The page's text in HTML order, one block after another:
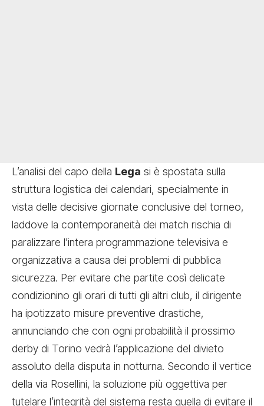
L’analisi del capo della Lega si è spostata sulla
struttura logistica dei calendari, specialmente in
vista delle decisive giornate conclusive del torneo,
laddove la contemporaneità dei match rischia di
paralizzare l’intera programmazione televisiva e
organizzativa a causa dei problemi di pubblica
sicurezza. Per evitare che partite così delicate
condizionino gli orari di tutti gli altri club, il dirigente
ha ipotizzato misure preventive drastiche,
annunciando che con ogni probabilità il prossimo
derby di Torino vedrà l’applicazione del divieto
assoluto della disputa in notturna. Secondo il vertice
della via Rosellini, la soluzione più oggettiva per
tutelare l’integrità del sistema resta quella di evitare il